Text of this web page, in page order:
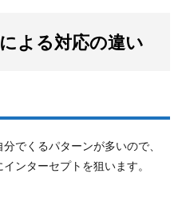
よる対応の違い
でくるパターンが多いので、
ンターセプトを狙います。